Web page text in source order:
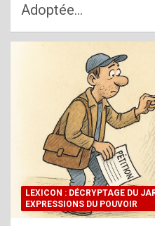
Adoptée…
LEXICON : DÉCRYPTAGE DU
EXPRESSIONS DU POUVOIR